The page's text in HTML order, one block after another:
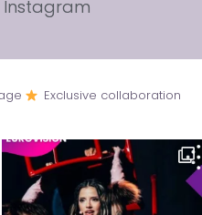
Instagram
Exclusive collaboration